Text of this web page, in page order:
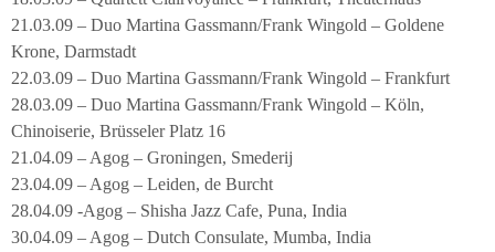
21.03.09 – Duo Martina Gassmann/Frank Wingold – Goldene
Krone, Darmstadt
22.03.09 – Duo Martina Gassmann/Frank Wingold – Frankfurt
28.03.09 – Duo Martina Gassmann/Frank Wingold – Köln,
Chinoiserie, Brüsseler Platz 16
21.04.09 – Agog – Groningen, Smederij
23.04.09 – Agog – Leiden, de Burcht
28.04.09 -Agog – Shisha Jazz Cafe, Puna, India
30.04.09 – Agog – Dutch Consulate, Mumba, India